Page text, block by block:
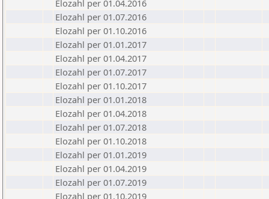
Elozahl per 01.04.2016
Elozahl per 01.07.2016
Elozahl per 01.10.2016
Elozahl per 01.01.2017
Elozahl per 01.04.2017
Elozahl per 01.07.2017
Elozahl per 01.10.2017
Elozahl per 01.01.2018
Elozahl per 01.04.2018
Elozahl per 01.07.2018
Elozahl per 01.10.2018
Elozahl per 01.01.2019
Elozahl per 01.04.2019
Elozahl per 01.07.2019
Elozahl per 01.10.2019